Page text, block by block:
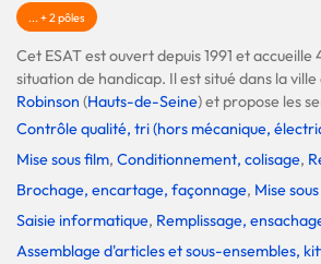
... + 2 pôles
Cet ESAT est ouvert depuis 1991 et accueille
situation de handicap. Il est situé dans la ville
Robinson (Hauts-de-Seine) et propose les
Contrôle qualité, tri (hors mécanique,
Mise sous film, Conditionnement, colisage,
Brochage, encartage, façonnage, Mise
Saisie informatique, Remplissage,
Assemblage d'articles et sous-ensembles,